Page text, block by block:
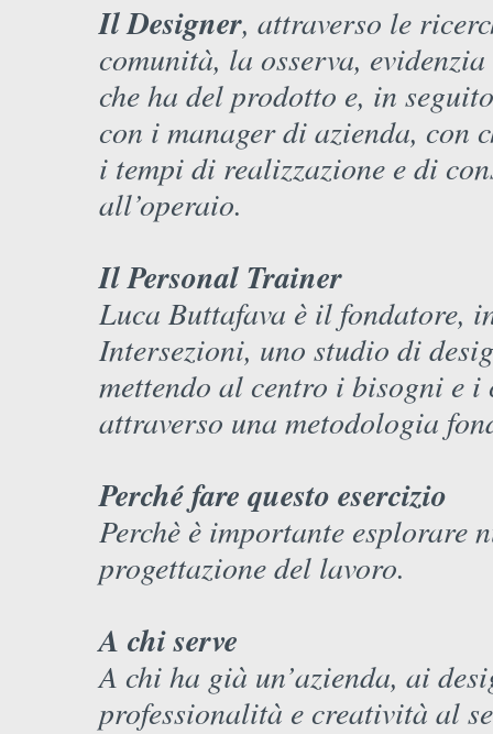
Il Designer, attraverso le
comunità, la osserva,
che ha del prodotto e, in
con i manager di azienda, con
i tempi di realizzazione e di
all’operaio.
Il Personal Trainer
Luca Buttafava è il fondatore,
Intersezioni, uno studio di
mettendo al centro i bisogni e
attraverso una metodologia
Perché fare questo esercizio
Perchè è importante esplorare
progettazione del lavoro.
A chi serve
A chi ha già un’azienda, ai
professionalità e creatività al